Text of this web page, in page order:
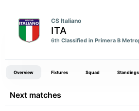
CS Italiano
ITA
6th Classified in Primera B
Overview Fixtures Squad Standings
Next matches